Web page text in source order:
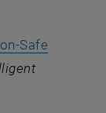
Safe
einem neuen